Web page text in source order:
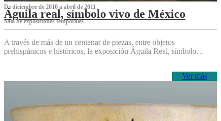
De diciembre de 2010 a abril de 2011
Águila real, símbolo vivo de México
Sala de exposiciones temporales
A través de más de un centenar de piezas, entre objetos
prehispánicos e históricos, la exposición Águila Real, símbolo…
Ver más